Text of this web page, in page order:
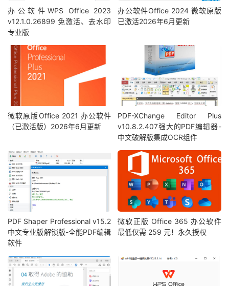
办公软件WPS Office 2023
v12.1.0.26899 免激活、去水印
专业版
办公软件Office 2024 微软原版
已激活2026年6月更新
微软原版Office 2021 办公软件
（已激活版）2026年6月更新
PDF-XChange Editor Plus
v10.8.2.407强大的PDF编辑器-
中文破解版集成OCR组件
PDF Shaper Professional v15.2
中文专业版解锁版-全能PDF编辑
软件
微软正版 Office 365 办公软件
最低仅需 259 元！永久授权